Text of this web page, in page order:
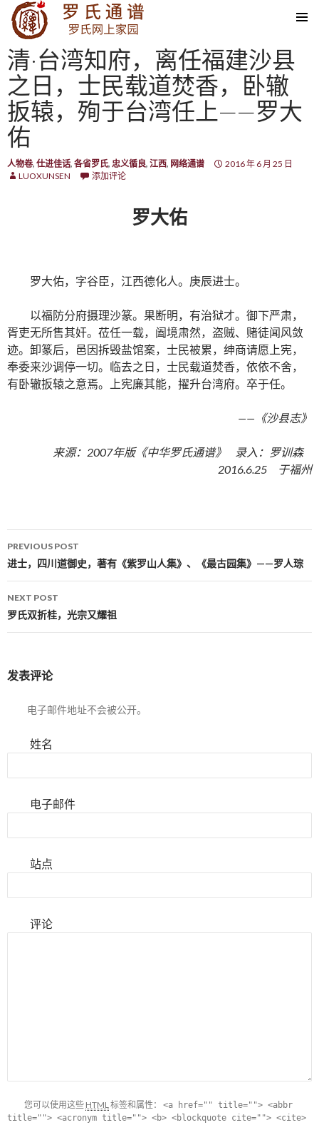
SKIP TO CONTENT
清·台湾知府，离任福建沙县
之日，士民载道焚香，卧辙
扳辕，殉于台湾任上——罗大
佑
人物卷, 仕进佳话, 各省罗氏, 忠义循良, 江西, 网络通谱
2016 年 6 月 25 日
LUOXUNSEN
添加评论
罗大佑
罗大佑，字谷臣，江西德化人。庚辰进士。
以福防分府摄理沙篆。果断明，有治狱才。御下严肃，
胥吏无所售其奸。莅任一载，阖境肃然，盗贼、赌徒闻风敛
迹。卸篆后，邑因拆毁盐馆案，士民被累，绅商请愿上宪，
奉委来沙调停一切。临去之日，士民载道焚香，依依不舍，
有卧辙扳辕之意焉。上宪廉其能，擢升台湾府。卒于任。
——《沙县志》
来源：2007年版《中华罗氏通谱》 录入：罗训森
2016.6.25 于福州
Post navigation
PREVIOUS POST
进士，四川道御史，著有《紫罗山人集》、《最古园集》——罗人琮
NEXT POST
罗氏双折桂，光宗又耀祖
发表评论
电子邮件地址不会被公开。
姓名
电子邮件
站点
评论
您可以使用这些 HTML标签和属性： <a href="" title=""> <abbr
title=""> <acronym title=""> <b> <blockquote cite=""> <cite>